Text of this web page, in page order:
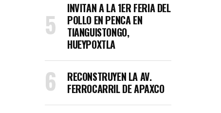
INVITAN A LA 1ER FERIA DEL
POLLO EN PENCA EN
TIANGUISTONGO,
HUEYPOXTLA
RECONSTRUYEN LA AV.
FERROCARRIL DE APAXCO